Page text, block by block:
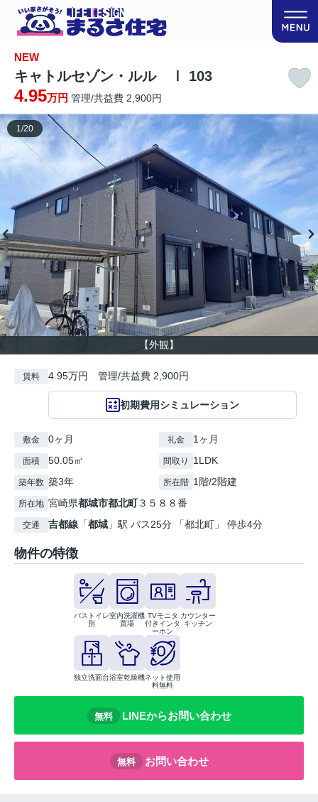
NEW
キャトルセゾン・ルル Ⅰ 103
4.95万円 管理/共益費 2,900円
【外観】
1/20
賃料 4.95万円 管理/共益費 2,900円
初期費用シミュレーション
敷金 0ヶ月 礼金 1ヶ月
面積 50.05㎡ 間取り 1LDK
築年数 築3年 所在階 1階/2階建
所在地 宮崎県都城市都北町３５８８番
交通 吉都線 「都城 」駅 バス25分 「都北町」 停歩4分
物件の特徴
バストイレ
別
室内洗濯機
置場
TVモニタ
付きインタ
ーホン
カウンター
キッチン
独立洗面台浴室乾燥機ネット使用
料無料
無料 LINEからお問い合わせ
無料 お問い合わせ